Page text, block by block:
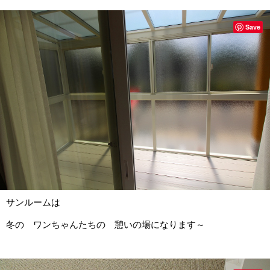
サンルームは
冬の ワンちゃんたちの 憩いの場になります～
Save